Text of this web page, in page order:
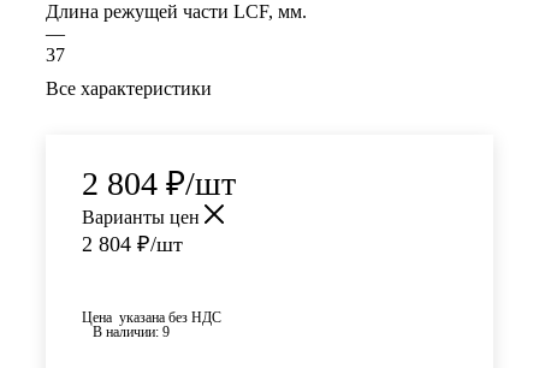
Длина режущей части LСF, мм.
—
37
Все характеристики
2 804 ₽/шт
Варианты цен
2 804 ₽/шт
Цена указана без НДС
В наличии: 9